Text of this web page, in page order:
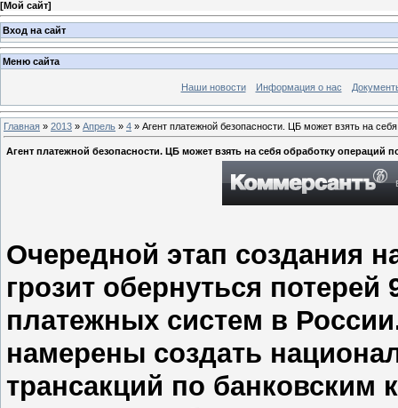
[Мой сайт]
Вход на сайт
Меню сайта
Наши новости Информация о нас
Главная » 2013 » Апрель » 4 » Агент платежной безопасности. ЦБ может взять на
Агент платежной безопасности. ЦБ может взять на себя обработку операций
Очередной этап создания
грозит обернуться
платежных систем в
намерены создать
трансакций по банковским